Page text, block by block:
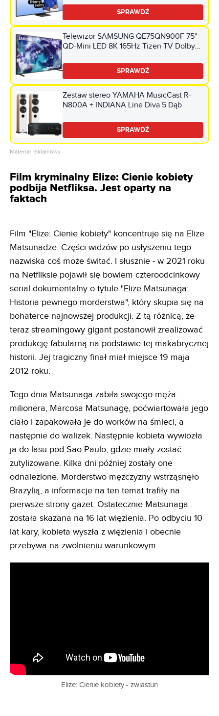
SPRAWDŹ
Telewizor SAMSUNG QE75QN900F 75"
QD-Mini LED 8K 165Hz Tizen TV Dolby
SPRAWDŹ
Zestaw stereo YAMAHA MusicCast R-
N800A + INDIANA Line Diva 5 Dąb
SPRAWDŹ
Materiał reklamowy
Film kryminalny Elize: Cienie kobiety
podbija Netfliksa. Jest oparty na
faktach
Film "Elize: Cienie kobiety" koncentruje się na Elize
Matsunadze. Części widzów po usłyszeniu tego
nazwiska coś może świtać. I słusznie - w 2021 roku
na Netfliksie pojawił się bowiem czteroodcinkowy
serial dokumentalny o tytule "Elize Matsunaga:
Historia pewnego morderstwa", który skupia się na
bohaterce najnowszej produkcji. Z tą różnicą, że
teraz streamingowy gigant postanowił zrealizować
produkcję fabularną na podstawie tej makabrycznej
historii. Jej tragiczny finał miał miejsce 19 maja
2012 roku.
Tego dnia Matsunaga zabiła swojego męża-
milionera, Marcosa Matsunagę, poćwiartowała jego
ciało i zapakowała je do worków na śmieci, a
następnie do walizek. Następnie kobieta wywiozła
ja do lasu pod Sao Paulo, gdzie miały zostać
zutylizowane. Kilka dni później zostały one
odnalezione. Morderstwo mężczyzny wstrząsnęło
Brazylią, a informacje na ten temat trafiły na
pierwsze strony gazet. Ostatecznie Matsunaga
została skazana na 16 lat więzienia. Po odbyciu 10
lat kary, kobieta wyszła z więzienia i obecnie
przebywa na zwolnieniu warunkowym.
Elize: Cienie kobiety - zwiastun